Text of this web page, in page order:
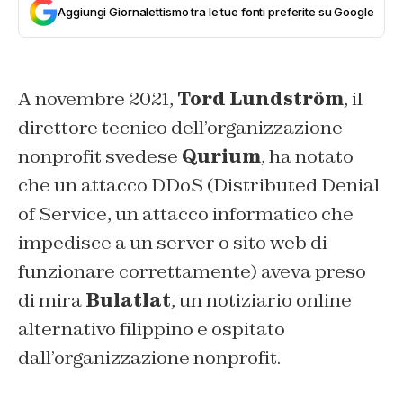
Aggiungi Giornalettismo tra le tue fonti preferite su Google
A novembre 2021, Tord Lundström, il
direttore tecnico dell’organizzazione
nonprofit svedese Qurium, ha notato
che un attacco DDoS (Distributed Denial
of Service, un attacco informatico che
impedisce a un server o sito web di
funzionare correttamente) aveva preso
di miraBulatlat, un notiziario online
alternativo filippino e ospitato
dall’organizzazione nonprofit.